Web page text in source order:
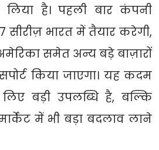
है। पहली बार कंपनी
सीरीज़ भारत में तैयार करेगी,
समेत अन्य बड़े बाज़ारों
किया जाएगा। यह कदम
बड़ी उपलब्धि है, बल्कि
में भी बड़ा बदलाव लाने